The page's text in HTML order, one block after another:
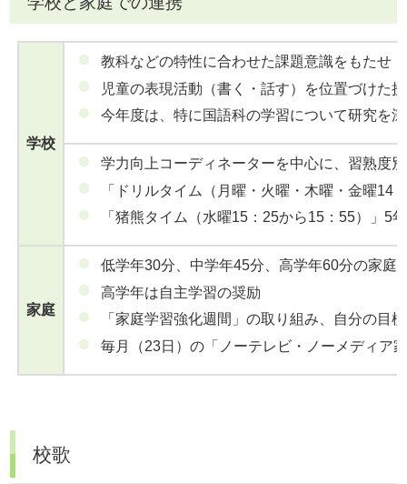
学校
教科などの特性に合わせた課題意識をもたせ
児童の表現活動（書く・話す）を位置づけた
今年度は、特に国語科の学習について研究を
学力向上コーディネーターを中心に、習熟度
「ドリルタイム（月曜・火曜・木曜・金曜
「猪熊タイム（水曜15：25から15：55）」5
家庭
低学年30分、中学年45分、高学年60分の家庭
高学年は自主学習の奨励
「家庭学習強化週間」の取り組み、自分の目
毎月（23日）の「ノーテレビ・ノーメディア
校歌